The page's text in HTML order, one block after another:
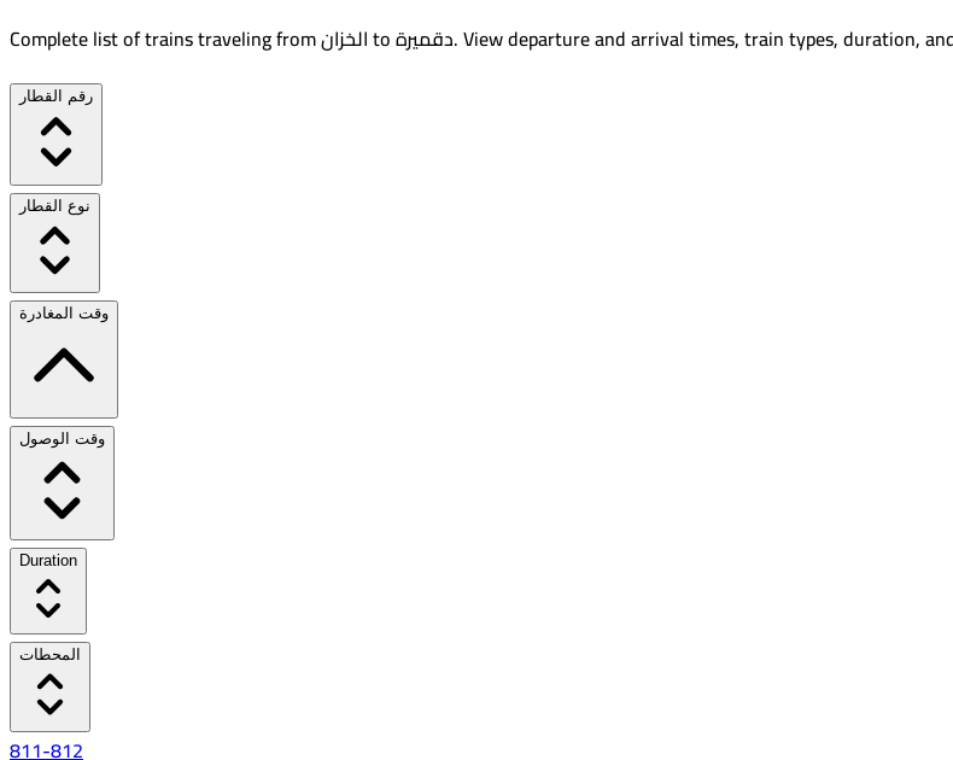
Complete list of trains traveling fromالخزانtoدقميرة.View departure and arrival times, train types, duration,
رقم القطار
نوع القطار
وقت المغادرة
وقت الوصول
Duration
المحطات
811-812